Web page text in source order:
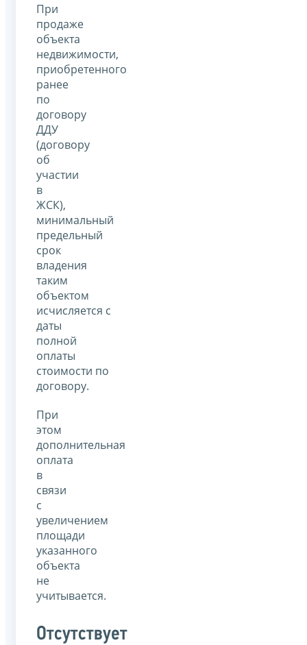
При
продаже
объекта
недвижимости,
приобретенного
ранее
по
договору
ДДУ
(договору
об
участии
в
ЖСК),
минимальный
предельный
срок
владения
таким
объектом
исчисляется с
даты
полной
оплаты
стоимости по
договору.
При
этом
дополнительная
оплата
в
связи
с
увеличением
площади
указанного
объекта
не
учитывается.
Отсутствует